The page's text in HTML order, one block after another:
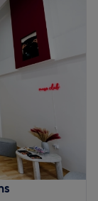
10:00
20:00
10:00
20:00
10:00–20:00
10:00 –18:00
από τους
Beauty